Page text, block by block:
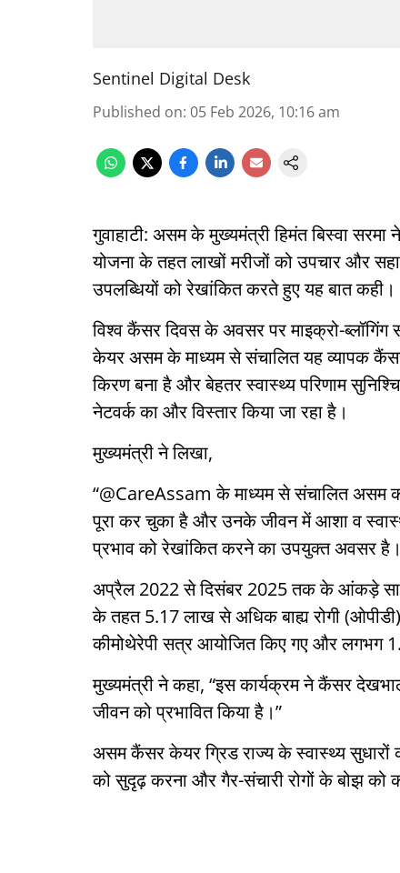
Sentinel Digital Desk
Published on: 05 Feb 2026, 10:16 am
गुवाहाटी: असम के मुख्यमंत्री हिमंत बिस्वा
योजना के तहत लाखों मरीजों को उपचार और
उपलब्धियों को रेखांकित करते हुए यह बात कही।
विश्व कैंसर दिवस के अवसर पर माइक्रो-ब्लॉगिंग
केयर असम के माध्यम से संचालित यह व्यापक
किरण बना है और बेहतर स्वास्थ्य परिणाम
नेटवर्क का और विस्तार किया जा रहा है।
मुख्यमंत्री ने लिखा,
“@CareAssam के माध्यम से संचालित असम
पूरा कर चुका है और उनके जीवन में आशा व
प्रभाव को रेखांकित करने का उपयुक्त अवसर है।
अप्रैल 2022 से दिसंबर 2025 तक के आंकड़े
के तहत 5.17 लाख से अधिक बाह्य रोगी
कीमोथेरेपी सत्र आयोजित किए गए और लगभग
मुख्यमंत्री ने कहा, “इस कार्यक्रम ने कैंसर
जीवन को प्रभावित किया है।”
असम कैंसर केयर ग्रिड राज्य के स्वास्थ्य सुधारों
को सुदृढ़ करना और गैर-संचारी रोगों के बोझ को